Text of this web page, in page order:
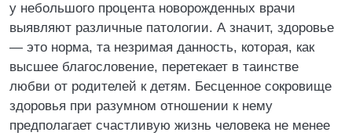
у небольшого процента новорожденных врачи
выявляют различные патологии. А значит, здоровье
— это норма, та незримая данность, которая, как
высшее благословение, перетекает в таинстве
любви от родителей к детям. Бесценное сокровище
здоровья при разумном отношении к нему
предполагает счастливую жизнь человека не менее